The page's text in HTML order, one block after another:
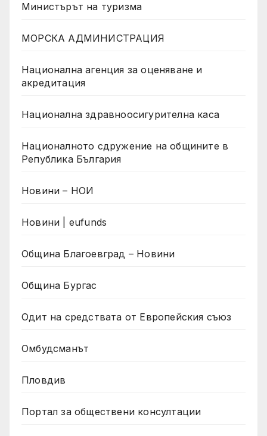
Министърът на туризма
МОРСКА АДМИНИСТРАЦИЯ
Национална агенция за оценяване и
акредитация
Национална здравноосигурителна каса
Националното сдружение на общините в
Република България
Новини – НОИ
Новини | eufunds
Община Благоевград – Новини
Община Бургас
Одит на средствата от Европейския съюз
Омбудсманът
Пловдив
Портал за обществени консултации